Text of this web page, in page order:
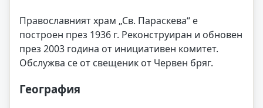
Православният храм „Св. Параскева“ е
построен през 1936 г. Реконструиран и обновен
през 2003 година от инициативен комитет.
Обслужва се от свещеник от Червен бряг.
География